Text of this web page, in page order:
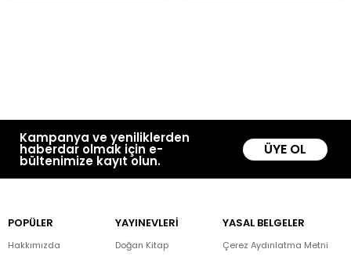
Kampanya ve yeniliklerden
haberdar olmak için e-
bültenimize kayıt olun.
ÜYE OL
POPÜLER
Hakkımızda
YAYINEVLERİ
Doğan Kitap
YASAL BELGELER
Çerez Aydınlatma Metni